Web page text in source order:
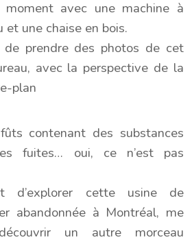
moment avec une machine à
et une chaise en bois.
de prendre des photos de cet
avec la perspective de la
plan
contenant des substances
fuites… oui, ce n’est pas
d’explorer cette usine de
abandonnée à Montréal, me
un autre morceau